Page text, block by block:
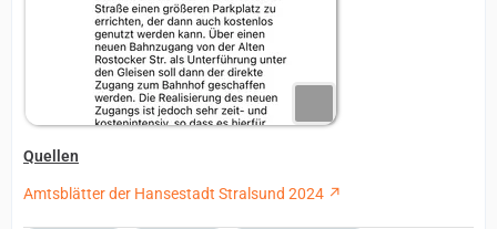
Quellen
Amtsblätter der Hansestadt Stralsund 2024